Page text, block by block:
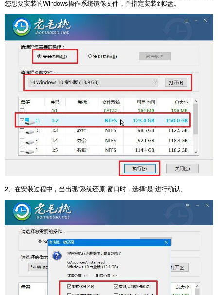
您想要安装的Windows操作系统镜像文件，并指定安装到C盘。
2 、在安装过程中，当出现“系统还原”窗口时，选择“是”进行确认。